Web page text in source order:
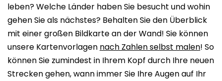
leben? Welche Länder haben Sie besucht und wohin
gehen Sie als nächstes? Behalten Sie den Überblick
mit einer großen Bildkarte an der Wand! Sie können
unsere Kartenvorlagen nach Zahlen selbst malen! So
können Sie zumindest in Ihrem Kopf durch Ihre neuen
Strecken gehen, wann immer Sie Ihre Augen auf Ihr